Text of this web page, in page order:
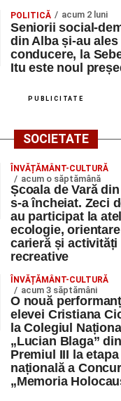
POLITICĂ acum 2 luni
Seniorii social-
din Alba și-au ales
conducere, la
Itu este noul
PUBLICITATE
SOCIETATE
ÎNVĂȚĂMÂNT-CULTURĂ
acum o săptămână
Școala de Vară
s-a încheiat. Zeci
au participat la
ecologie,
carieră și activități
recreative
ÎNVĂȚĂMÂNT-CULTURĂ
acum 3 săptămâni
O nouă
elevei Cristiana
la Colegiul Național
„Lucian Blaga”
Premiul III la etapa
națională a
„Memoria